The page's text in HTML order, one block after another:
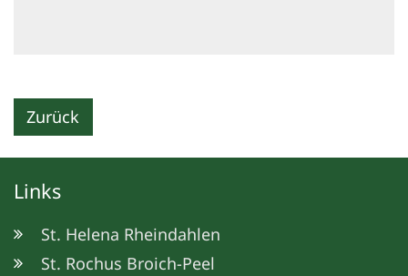
Zurück
Links
St. Helena Rheindahlen
St. Rochus Broich-Peel